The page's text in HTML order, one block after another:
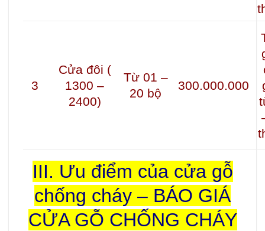
3
Cửa đôi (
1300 –
2400)
Từ 01 –
20 bộ
300.000.000
III. Ưu điểm của cửa gỗ
chống cháy – BÁO GIÁ
CỬA GỖ CHỐNG CHÁY